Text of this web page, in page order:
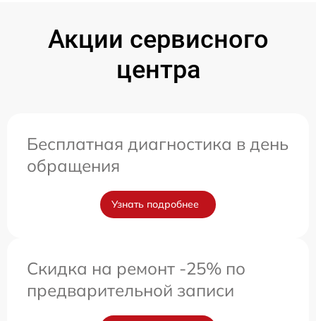
Акции сервисного
центра
Бесплатная диагностика в день
обращения
Узнать подробнее
Скидка на ремонт -25% по
предварительной записи